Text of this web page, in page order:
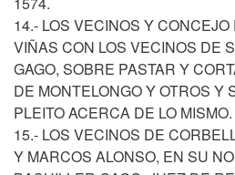
14.- LOS VECINOS Y
VIÑAS CON LOS VECINOS DE
GAGO, SOBRE PASTAR Y
DE MONTELONGO Y OTROS Y
PLEITO ACERCA DE LO
15.- LOS VECINOS DE
Y MARCOS ALONSO, EN SU